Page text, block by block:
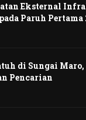
Eksternal
Paruh Pertama
di Sungai
Pencarian